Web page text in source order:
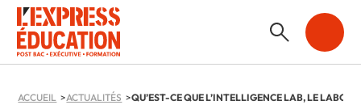
ACCUEIL ACTUALITÉS